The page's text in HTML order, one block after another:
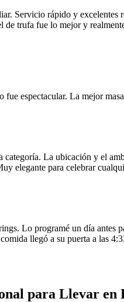
Servicio rápido y
trufa fue lo mejor y
espectacular. La mejor
La ubicación y el
elegante para celebrar
Lo programé un día
llegó a su puerta a las
para Llevar en